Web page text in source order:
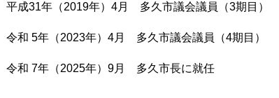
平成31年（2019年）4月 多久市議会議員（3期目）
令和 5年（2023年）4月 多久市議会議員（4期目）
令和 7年（2025年）9月 多久市長に就任​